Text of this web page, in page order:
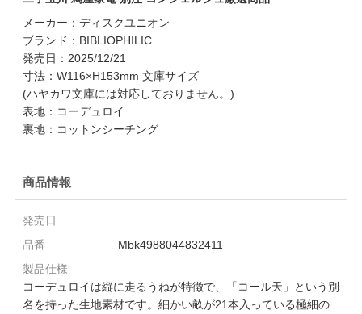
メーカー：ディスクユニオン
ブランド：BIBLIOPHILIC
発売日：2025/12/21
寸法：W116×H153mm 文庫サイズ
(ハヤカワ文庫には対応しておりません。)
表地：コーデュロイ
裏地：コットンシーチング
商品情報
発売日
品番
Mbk4988044832411
製品仕様
コーデュロイは縦に走るうねが特徴で、「コール天」という別
名を持った生地素材です。細かい畝が21本入っている極細の